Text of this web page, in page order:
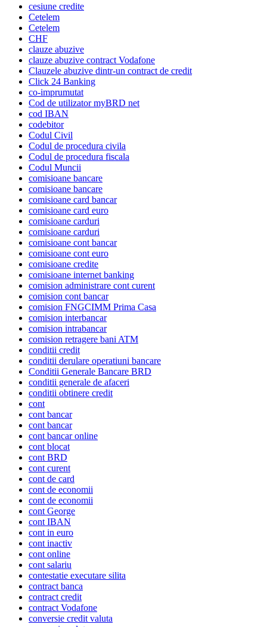
cesiune credite
Cetelem
Cetelem
CHF
clauze abuzive
clauze abuzive contract Vodafone
Clauzele abuzive dintr-un contract de credit
Click 24 Banking
co-imprumutat
Cod de utilizator myBRD net
cod IBAN
codebitor
Codul Civil
Codul de procedura civila
Codul de procedura fiscala
Codul Muncii
comisioane bancare
comisioane bancare
comisioane card bancar
comisioane card euro
comisioane carduri
comisioane carduri
comisioane cont bancar
comisioane cont euro
comisioane credite
comisioane internet banking
comision administrare cont curent
comision cont bancar
comision FNGCIMM Prima Casa
comision interbancar
comision intrabancar
comision retragere bani ATM
conditii credit
conditii derulare operatiuni bancare
Conditii Generale Bancare BRD
conditii generale de afaceri
conditii obtinere credit
cont
cont bancar
cont bancar
cont bancar online
cont blocat
cont BRD
cont curent
cont de card
cont de economii
cont de economii
cont George
cont IBAN
cont in euro
cont inactiv
cont online
cont salariu
contestatie executare silita
contract banca
contract credit
contract Vodafone
conversie credit valuta